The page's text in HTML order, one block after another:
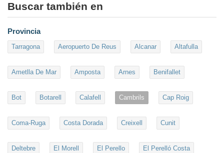
Buscar también en
Provincia
Tarragona Aeropuerto De Reus Alcanar Altafulla
Ametlla De Mar Amposta Arnes Benifallet
Bot Botarell Calafell Cambrils Cap Roig
Coma-Ruga Costa Dorada Creixell Cunit
Deltebre El Morell El Perello El Perelló Costa